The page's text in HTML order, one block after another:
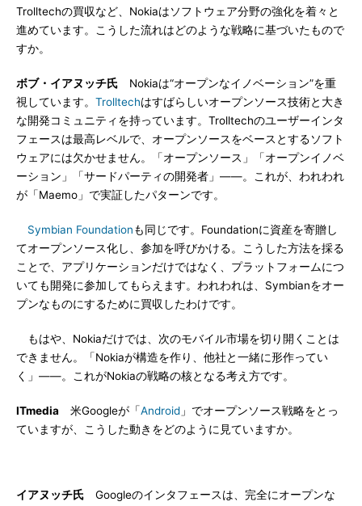
Trolltechの買収など、Nokiaはソフトウェア分野の強化を着々と
進めています。こうした流れはどのような戦略に基づいたもので
すか。
ボブ・イアヌッチ氏 Nokiaは“オープンなイノベーション”を重
視しています。 Trolltechはすばらしいオープンソース技術と大き
な開発コミュニティを持っています。Trolltechのユーザーインタ
フェースは最高レベルで、オープンソースをベースとするソフト
ウェアには欠かせません。「オープンソース」「オープンイノベ
ーション」「サードパーティの開発者」――。これが、われわれ
が「Maemo」で実証したパターンです。
Symbian Foundationも同じです。Foundationに資産を寄贈し
てオープンソース化し、参加を呼びかける。こうした方法を採る
ことで、アプリケーションだけではなく、プラットフォームにつ
いても開発に参加してもらえます。われわれは、Symbianをオー
プンなものにするために買収したわけです。
もはや、Nokiaだけでは、次のモバイル市場を切り開くことは
できません。「Nokiaが構造を作り、他社と一緒に形作ってい
く」――。これがNokiaの戦略の核となる考え方です。
ITmedia 米Googleが「Android 」でオープンソース戦略をとっ
ていますが、こうした動きをどのように見ていますか。
イアヌッチ氏 Googleのインタフェースは、完全にオープンな